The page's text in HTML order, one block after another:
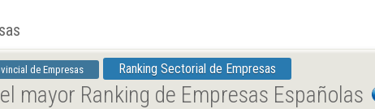
de Empresas Ranking Sectorial de Empresas
mayor Ranking de Empresas Españolas